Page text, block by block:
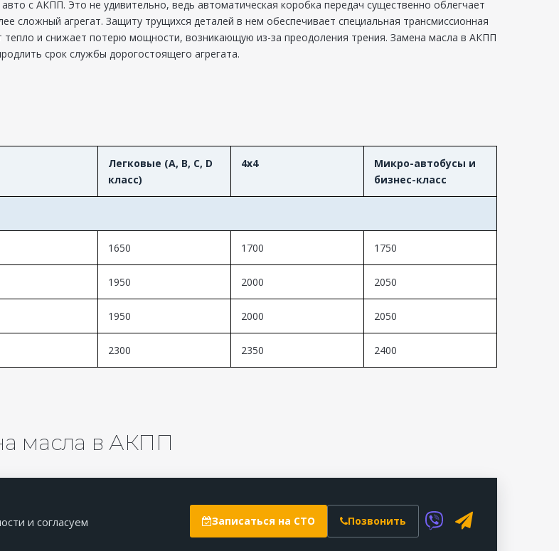
с АКПП. Это не удивительно, ведь автоматическая коробка передач существенно облегчает
сложный агрегат. Защиту трущихся деталей в нем обеспечивает специальная трансмиссионная
и снижает потерю мощности, возникающую из-за преодоления трения. Замена масла в АКПП
срок службы дорогостоящего агрегата.
Легковые (A, B, C, D
класс)
4x4
Микро-автобусы и
бизнес-класс
1650 1700 1750
1950 2000 2050
1950 2000 2050
2300 2350 2400
масла в АКПП
и согласуем
Записаться на СТО Позвонить